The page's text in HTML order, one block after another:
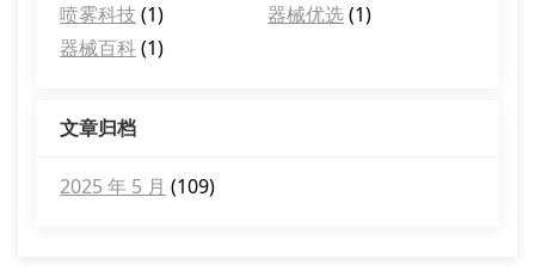
喷雾科技 (1) 器械优选(1)
器械百科(1)
文章归档
2025 年 5 月 (109)